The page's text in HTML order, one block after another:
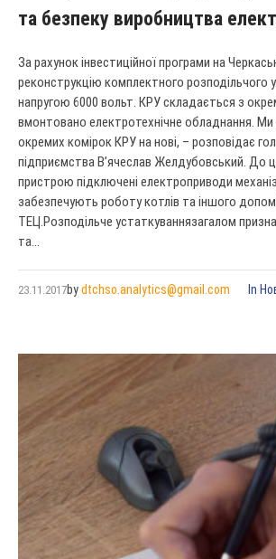
та безпеку виробництва
За рахунок інвестиційної програми на
реконструкцію комплектного розподільчого
напругою 6000 вольт. КРУ складається з
вмонтовано електротехнічне обладнання. Ми
окремих комірок КРУ на нові, – розповідає
підприємства В’ячеслав Желдубовський. До
пристрою підключені електроприводи
забезпечують роботу котлів та іншого
ТЕЦ.Розподільче устаткуваннязагалом
та...
23.11.2017bydtchso.analytics@gmail.com In